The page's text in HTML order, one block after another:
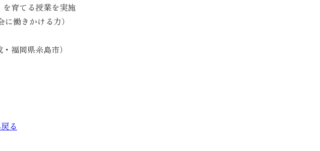
を育てる授業を実施
働きかける力）
福岡県糸島市）
る